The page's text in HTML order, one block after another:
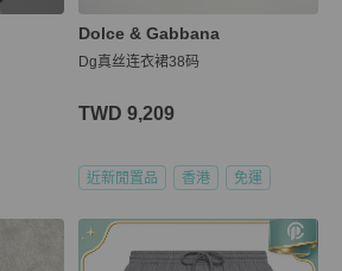
Dolce & Gabbana
Dg真丝连衣裙38码
TWD 9,209
近新閒置品 香港 免運